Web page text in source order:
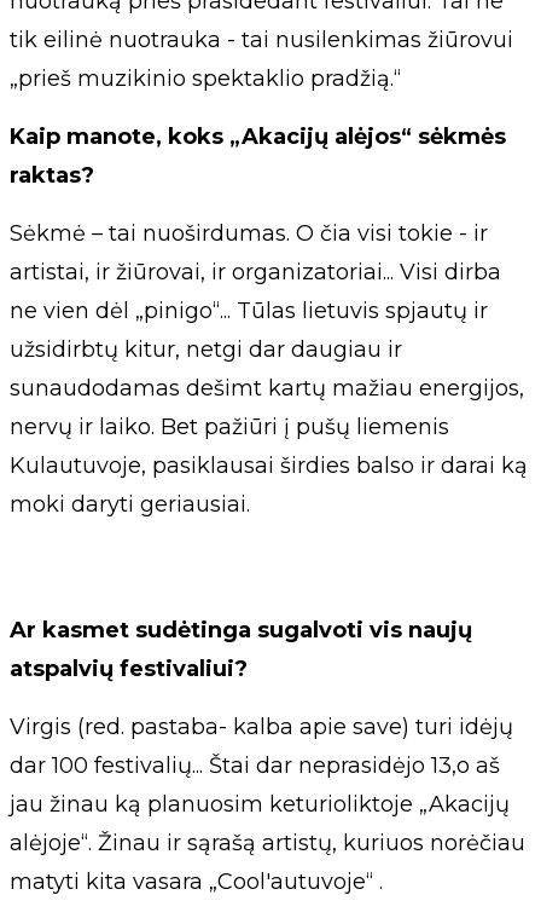
tik eilinė nuotrauka - tai nusilenkimas žiūrovui
„prieš muzikinio spektaklio pradžią.“
Kaip manote, koks „Akacijų alėjos“ sėkmės
raktas?
Sėkmė – tai nuoširdumas. O čia visi tokie - ir
artistai, ir žiūrovai, ir organizatoriai... Visi dirba
ne vien dėl „pinigo“... Tūlas lietuvis spjautų ir
užsidirbtų kitur, netgi dar daugiau ir
sunaudodamas dešimt kartų mažiau energijos,
nervų ir laiko. Bet pažiūri į pušų liemenis
Kulautuvoje, pasiklausai širdies balso ir darai ką
moki daryti geriausiai.
Ar kasmet sudėtinga sugalvoti vis naujų
atspalvių festivaliui?
Virgis (red. pastaba- kalba apie save) turi idėjų
dar 100 festivalių... Štai dar neprasidėjo 13,o aš
jau žinau ką planuosim keturioliktoje „Akacijų
alėjoje“. Žinau ir sąrašą artistų, kuriuos norėčiau
matyti kita vasara „Cool'autuvoje“ .